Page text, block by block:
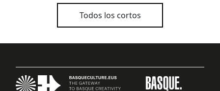
Todos los cortos